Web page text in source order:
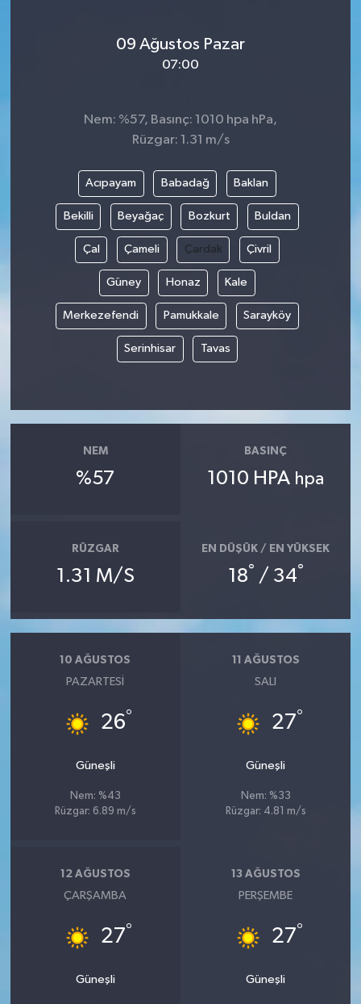
09 Ağustos Pazar
07:00
Nem: %57, Basınç: 1010 hpa hPa,
Rüzgar: 1.31 m/s
Acıpayam Babadağ Baklan
Bekilli Beyağaç Bozkurt Buldan
Çal Çameli Çardak Çivril
Güney Honaz Kale
Merkezefendi Pamukkale Sarayköy
Serinhisar Tavas
NEM
%57
BASINÇ
1010 HPA hpa
RÜZGAR
1.31 M/S
EN DÜŞÜK / EN YÜKSEK
18° / 34°
10 AĞUSTOS
PAZARTESI
26°
Güneşli
Nem: %43
Rüzgar: 6.89 m/s
11 AĞUSTOS
SALI
27°
Güneşli
Nem: %33
Rüzgar: 4.81 m/s
12 AĞUSTOS
ÇARŞAMBA
27°
Güneşli
13 AĞUSTOS
PERŞEMBE
27°
Güneşli